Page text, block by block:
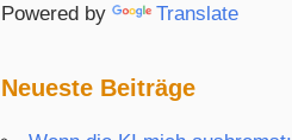
Powered by Translate
Neueste Beiträge